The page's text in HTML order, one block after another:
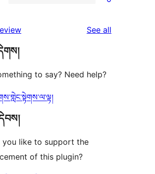
See all
to say? Need help?
you like to support the
of this plugin?